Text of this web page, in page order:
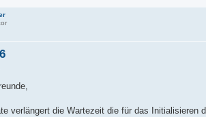
verlängert die Wartezeit die für das Initialisieren